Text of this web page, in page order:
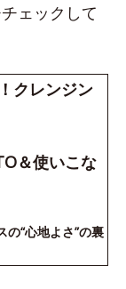
ェックして
クレンジン
＆使いこな
“心地よさ”の裏